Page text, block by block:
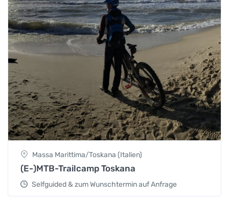
Massa Marittima/Toskana (Italien)
(E-)MTB-Trailcamp Toskana
Selfguided & zum Wunschtermin auf Anfrage